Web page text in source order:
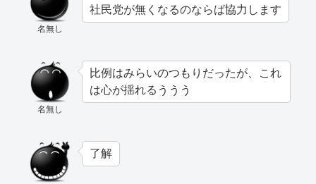
名無し
社民党が無くなるのならば協力します
名無し
比例はみらいのつもりだったが、これ
は心が揺れるううう
了解